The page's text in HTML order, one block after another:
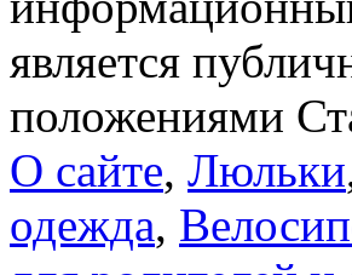
является
положениями
О сайте, Люльки
одежда,